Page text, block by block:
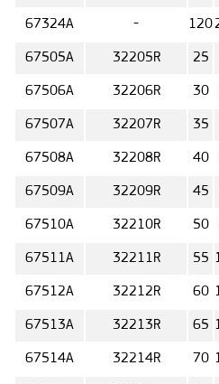
67324А - 120
67505А 32205R 25
67506А 32206R 30
67507А 32207R 35
67508А 32208R 40
67509А 32209R 45
67510А 32210R 50
67511А 32211R 55
67512А 32212R 60
67513А 32213R 65
67514А 32214R 70